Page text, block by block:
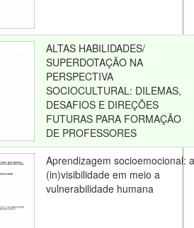
ALTAS HABILIDADES/
SUPERDOTAÇÃO NA
PERSPECTIVA
SOCIOCULTURAL: DILEMAS,
DESAFIOS E DIREÇÕES
FUTURAS PARA FORMAÇÃO
DE PROFESSORES
Aprendizagem socioemocional: a
(in)visibilidade em meio a
vulnerabilidade humana